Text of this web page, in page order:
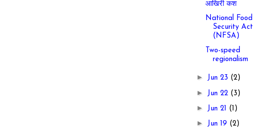
आखिरी कश
National Food
Security Act
(NFSA)
Two-speed
regionalism
► Jun 23 (2)
► Jun 22 (3)
► Jun 21 (1)
► Jun 19 (2)